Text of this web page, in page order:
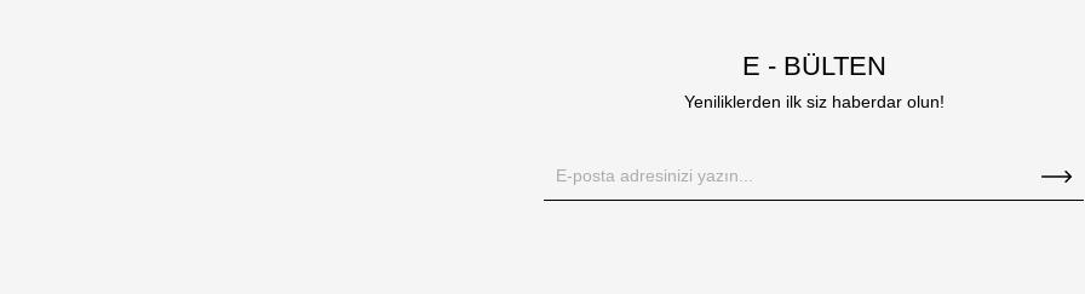
E - BÜLTEN
Yeniliklerden ilk siz haberdar olun!